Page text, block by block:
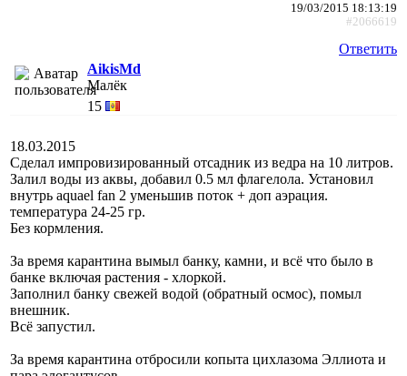
19/03/2015 18:13:19
#2066619
Ответить
AikisMd
Малёк
15
18.03.2015
Сделал импровизированный отсадник из ведра на 10 литров.
Залил воды из аквы, добавил 0.5 мл флагелола. Установил
внутрь aquael fan 2 уменьшив поток + доп аэрация.
температура 24-25 гр.
Без кормления.
За время карантина вымыл банку, камни, и всё что было в
банке включая растения - хлоркой.
Заполнил банку свежей водой (обратный осмос), помыл
внешник.
Всё запустил.
За время карантина отбросили копыта цихлазома Эллиота и